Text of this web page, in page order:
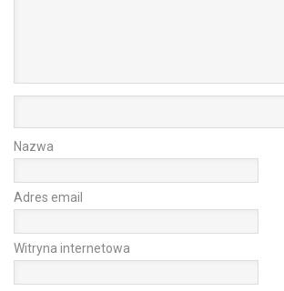
Nazwa
Adres email
Witryna internetowa